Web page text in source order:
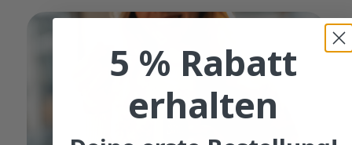
5 % Rabatt
erhalten